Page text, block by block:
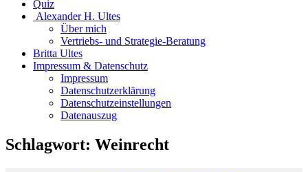
Quiz
Alexander H. Ultes
Über mich
Vertriebs- und Strategie-Beratung
Britta Ultes
Impressum & Datenschutz
Impressum
Datenschutzerklärung
Datenschutzeinstellungen
Datenauszug
Schlagwort: Weinrecht